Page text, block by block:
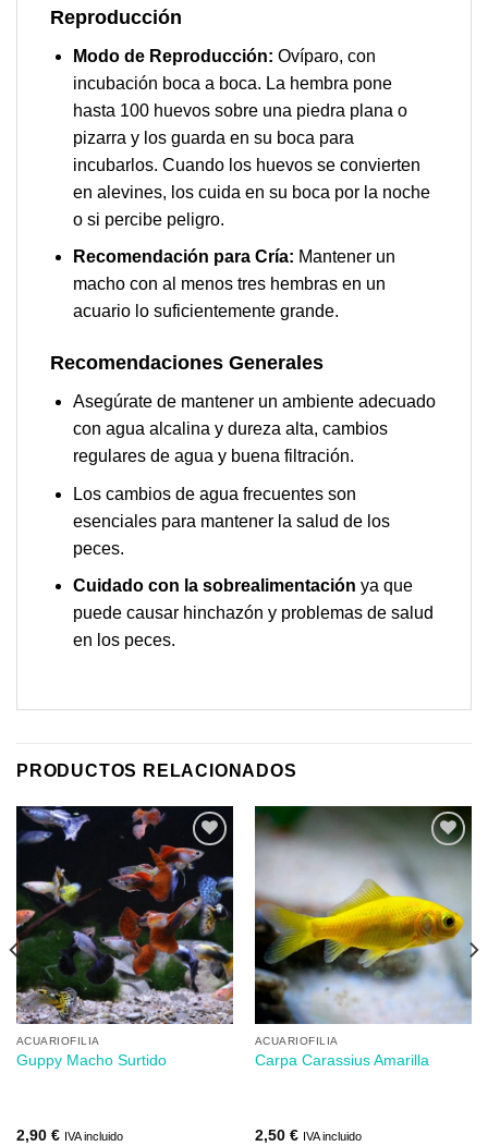
Reproducción
Modo de Reproducción: Ovíparo, con
incubación boca a boca. La hembra pone
hasta 100 huevos sobre una piedra plana o
pizarra y los guarda en su boca para
incubarlos. Cuando los huevos se convierten
en alevines, los cuida en su boca por la noche
o si percibe peligro.
Recomendación para Cría: Mantener un
macho con al menos tres hembras en un
acuario lo suficientemente grande.
Recomendaciones Generales
Asegúrate de mantener un ambiente adecuado
con agua alcalina y dureza alta, cambios
regulares de agua y buena filtración.
Los cambios de agua frecuentes son
esenciales para mantener la salud de los
peces.
Cuidado con la sobrealimentación ya que
puede causar hinchazón y problemas de salud
en los peces.
PRODUCTOS RELACIONADOS
Añadir
a mi
lista de
los
deseos
ACUARIOFILIA
Guppy Macho Surtido
2,90 € IVA incluido
Añadir
a mi
lista de
los
ACUARIOFILIA
Carpa Carassius Amarilla
2,50 € IVA incluido